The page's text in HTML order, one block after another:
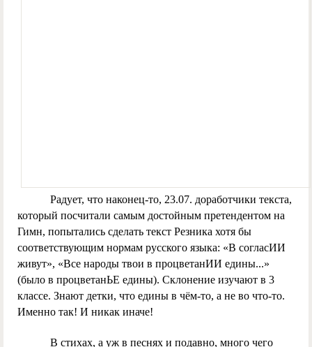
Радует, что наконец-то, 23.07. доработчики текста,
который посчитали самым достойным претендентом на
Гимн, попытались сделать текст Резника хотя бы
соответствующим нормам русского языка: «В согласИИ
живут», «Все народы твои в процветанИИ едины...»
(было в процветанЬЕ едины). Склонение изучают в 3
классе. Знают детки, что едины в чём-то, а не во что-то.
Именно так! И никак иначе!
В стихах, а уж в песнях и подавно, много чего